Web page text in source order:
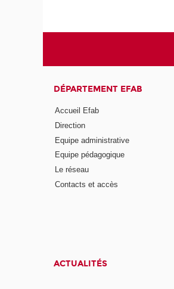
DÉPARTEMENT EFAB
Accueil Efab
Direction
Equipe administrative
Equipe pédagogique
Le réseau
Contacts et accès
ACTUALITÉS